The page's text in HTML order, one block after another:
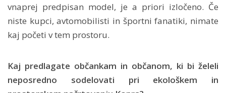
vnaprej predpisan model, je a priori izločeno. Če
niste kupci, avtomobilisti in športni fanatiki, nimate
kaj početi v tem prostoru.
Kaj predlagate občankam in občanom, ki bi želeli
neposredno sodelovati pri ekološkem in